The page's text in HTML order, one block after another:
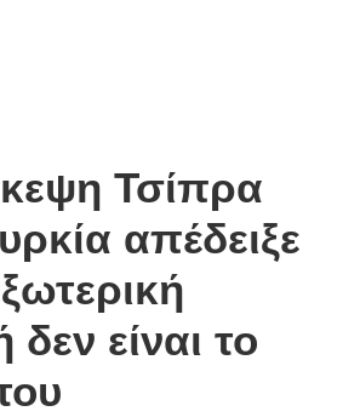
Τσίπρα
απέδειξε
δεν είναι το